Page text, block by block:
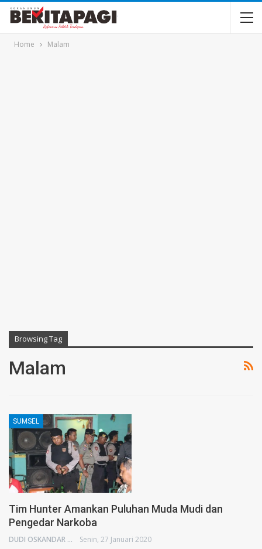
Home Malam
Browsing Tag
Malam
SUMSEL
Tim Hunter Amankan Puluhan Muda Mudi dan
Pengedar Narkoba
DUDI OSKANDAR Senin, 27 Januari 2020